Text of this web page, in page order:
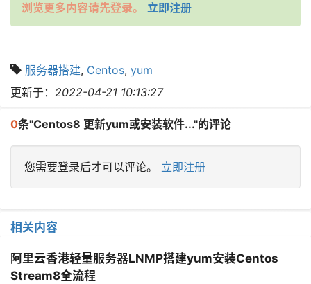
浏览更多内容请先登录。 立即注册
服务器搭建, Centos, yum
更新于： 2022-04-21 10:13:27
0条"Centos8 更新yum或安装软件..."的评论
您需要登录后才可以评论。 立即注册
相关内容
阿里云香港轻量服务器LNMP搭建yum安装Centos
Stream8全流程